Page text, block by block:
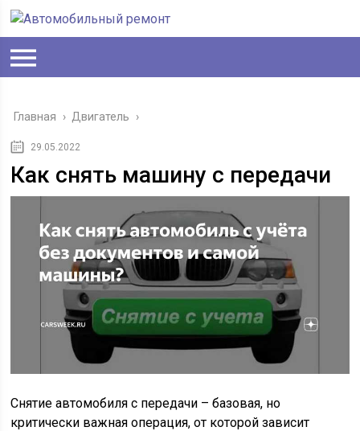
Главная › Двигатель ›
29.05.2022
Как снять машину с передачи
Снятие автомобиля с передачи – базовая, но
критически важная операция, от которой зависит